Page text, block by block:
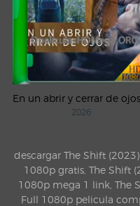
2026
descargar The Shift
1080p gratis, The Shift
1080p mega 1 link, The
Full 1080p pelicula